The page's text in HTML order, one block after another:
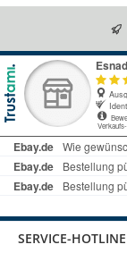
SERVICE-HOTLINE